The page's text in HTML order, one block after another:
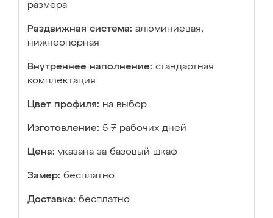
размера
Раздвижная система: алюминиевая,
нижнеопорная
Внутреннее наполнение: стандартная
комплектация
Цвет профиля: на выбор
Изготовление: 5-7 рабочих дней
Цена: указана за базовый шкаф
Замер: бесплатно
Доставка: бесплатно